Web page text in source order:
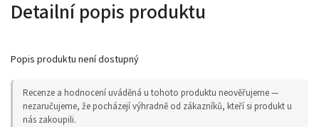
Detailní popis produktu
Popis produktu není dostupný
Recenze a hodnocení uváděná u tohoto produktu neověřujeme —
nezaručujeme, že pocházejí výhradně od zákazníků, kteří si produkt u
nás zakoupili.